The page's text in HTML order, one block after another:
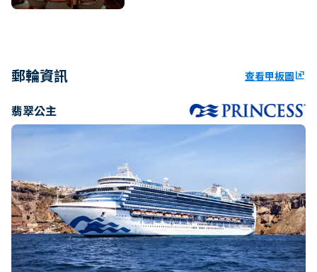
郵輪資訊 查看甲板圖ungroup
翡翠公主